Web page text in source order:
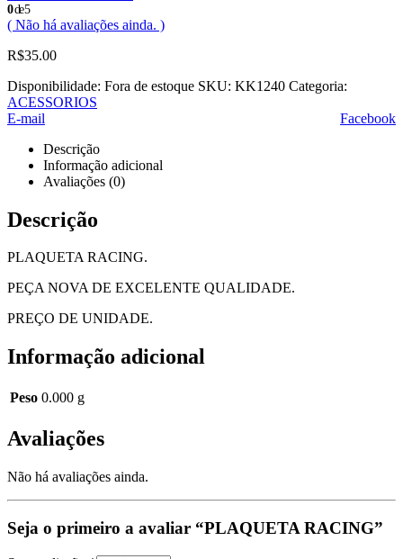
0de 5
( Não há avaliações ainda. )
R$35.00
Disponibilidade: Fora de estoque SKU: KK1240 Categoria:
ACESSORIOS
Facebook
E-mail
Descrição
Informação adicional
Avaliações (0)
Descrição
PLAQUETA RACING.
PEÇA NOVA DE EXCELENTE QUALIDADE.
PREÇO DE UNIDADE.
Informação adicional
Peso 0.000 g
Avaliações
Não há avaliações ainda.
Seja o primeiro a avaliar “PLAQUETA RACING”